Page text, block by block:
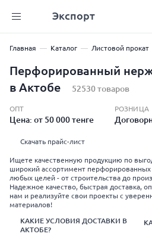
Экспорт
Главная Каталог Листовой прокат
Перфорированный
в Актобе
52530 товаров
ОПТ
Цена: от 50 000 тенге
РОЗНИЦА
Скачать прайс-лист
Ищете качественную продукцию по
широкий ассортимент перфорированных
любых целей - от строительства до
Надежное качество, быстрая доставка,
нам и реализуйте свои проекты с
материалов!
КАКИЕ УСЛОВИЯ ДОСТАВКИ В
АКТОБЕ?